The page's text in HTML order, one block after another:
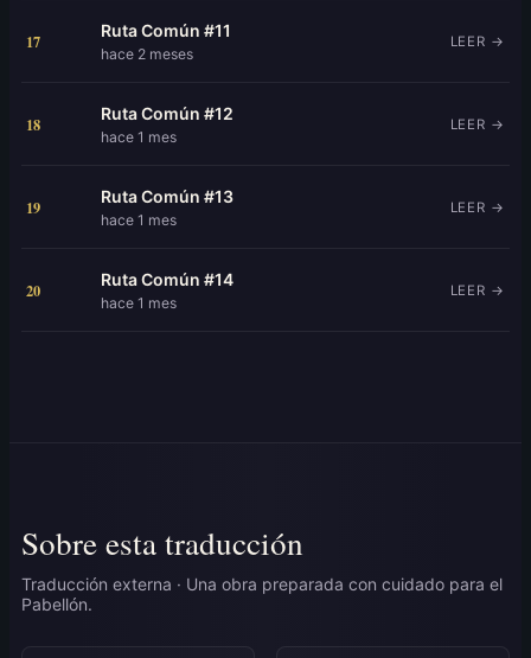
17
Ruta Común #11
hace 2 meses
LEER →
18
Ruta Común #12
hace 1 mes
LEER →
19
Ruta Común #13
hace 1 mes
LEER →
20
Ruta Común #14
hace 1 mes
LEER →
Sobre esta traducción
Traducción externa · Una obra preparada con cuidado para el
Pabellón.